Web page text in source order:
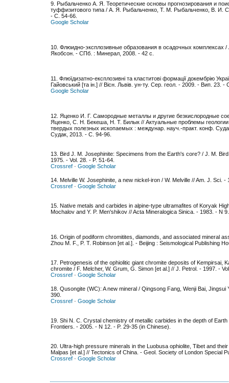
9. Рыбальченко А. Я. Теоретические основы прогнозирования и
туффизитового типа / А. Я. Рыбальченко, Т. М. Рыбальченко, В.
- С. 54-66.
Google Scholar
10. Флюидно-эксплозивные образования в осадочных
Якобсон. - СПб. : Минерал, 2008. - 42 с.
11. Флюїдизатно-експлозивні та кластитові формації докембрію
Гайовський [та ін.] // Вісн. Львів. ун-ту. Сер. геол. - 2009. - Вип. 23. -
Google Scholar
12. Яценко И. Г. Самородные металлы и другие безкислородные
Яценко, С. Н. Бекеша, Н. Т. Билык // Актуальные проблемы
твердых полезных ископаемых : междунар. науч.-практ. конф.
Судак, 2013. - С. 94-96.
13. Bird J. M. Josephinite: Specimens from the Earth's core? / J. M.
1975. - Vol. 28. - P. 51-64.
Crossref · Google Scholar
14. Melville W. Josephinite, a new nickel-iron / W. Melville // Am. J. Sci. -
Crossref · Google Scholar
15. Native metals and carbides in alpine-type ultramafites of Koryak
Mochalov and Y. P. Men'shikov // Acta Mineralogica Sinica. - 1983. - N
16. Origin of podiform chromitites, diamonds, and associated mineral
Zhou M. F., P. T. Robinson [et al.]. - Beijing : Seismological Publishing
17. Petrogenesis of the ophiolitic giant chromite deposits of Kempirsai,
chromite / F. Melcher, W. Grum, G. Simon [et al.] // J. Petrol. - 1997. -
Crossref · Google Scholar
18. Qusongite (WC): A new mineral / Qingsong Fang, Wenji Bai,
390.
Crossref · Google Scholar
19. Shi N. C. Crystal chemistry of metallic carbides in the depth of
Frontiers. - 2005. - N 12. - P. 29-35 (in Chinese).
20. Ultra-high pressure minerals in the Luobusa ophiolite, Tibet and
Malpas [et al.] // Tectonics of China. - Geol. Society of London Special
Crossref · Google Scholar